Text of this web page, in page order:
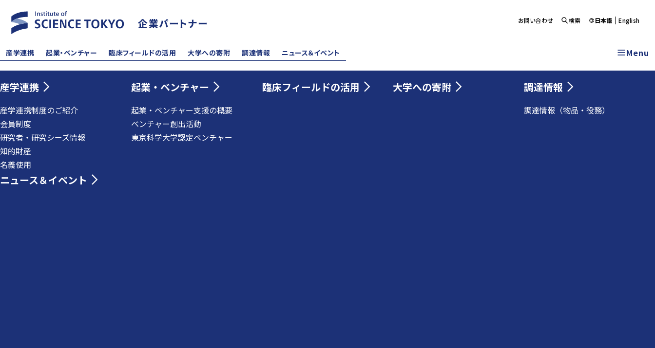
企業パートナー
産学連携 起業・ベンチャー 臨床フィールドの活用 大学への寄附 調達情報 ニュース＆イベント Menu
産学連携
産学連携制度のご紹介
会員制度
研究者・研究シーズ情報
知的財産
名義使用
起業・ベンチャー
起業・ベンチャー支援の概要
ベンチャー創出活動
東京科学大学認定ベンチャー
臨床フィールドの活用 大学への寄附 調達情報
調達情報（物品・役務）
ニュース＆イベント
お問い合わせ 検索 日本語 English